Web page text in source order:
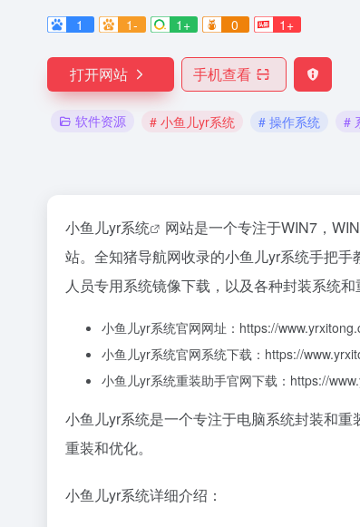
1
1- 1+ 0 1+
打开网站 手机查看
软件资源 # 小鱼儿yr系统 # 操作系统 #
小鱼儿yr系统 网站是一个专注于WIN7，
站。全知猪导航网收录的小鱼儿yr系统手把
人员专用系统镜像下载，以及各种封装系统
小鱼儿yr系统官网网址：https://
小鱼儿yr系统官网系统下载：https://
小鱼儿yr系统重装助手官网下载：https://
小鱼儿yr系统是一个专注于电脑系统封装和
重装和优化。
小鱼儿yr系统详细介绍：